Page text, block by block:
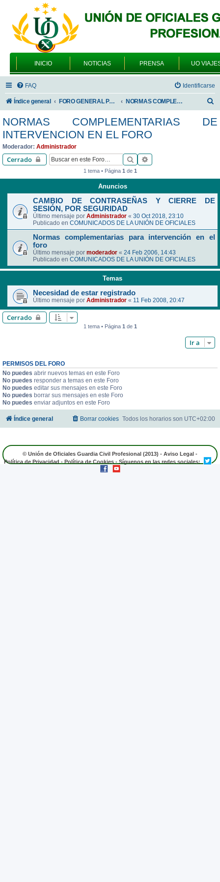
INICIO NOTICIAS PRENSA UO
FAQ Identificarse
Índice general FORO GENERAL PARA TODOS LOS USUARIOS NORMAS COMPLEMENTARIAS DE INTERVENCION EN EL FORO
s
NORMAS COMPLEMENTARIAS DE
INTERVENCION EN EL FORO
Moderador: Administrador
Cerrado Buscar
1 tema • Página 1de 1
Anuncios
CAMBIO DE CONTRASEÑAS Y CIERRE DE
SESIÓN, POR SEGURIDAD
Último mensaje por Administrador « 30 Oct 2018, 23:10
Publicado en COMUNICADOS DE LA UNIÓN DE OFICIALES
Normas complementarias para intervención en el
foro
Último mensaje por moderador « 24 Feb 2006, 14:43
Publicado en COMUNICADOS DE LA UNIÓN DE OFICIALES
Temas
Necesidad de estar registrado
Último mensaje por Administrador « 11 Feb 2008, 20:47
Cerrado
1 tema • Página 1de 1
Ir a
PERMISOS DEL FORO
No puedes abrir nuevos temas en este Foro
No puedes responder a temas en este Foro
No puedes editar sus mensajes en este Foro
No puedes borrar sus mensajes en este Foro
No puedes enviar adjuntos en este Foro
Índice general Todos los horarios son UTC+02:00
Borrar cookies
© Unión de Oficiales Guardia Civil Profesional (2013) - Aviso Legal -
Política de Privacidad-Política de Cookies- Síguenos en las redes sociales: